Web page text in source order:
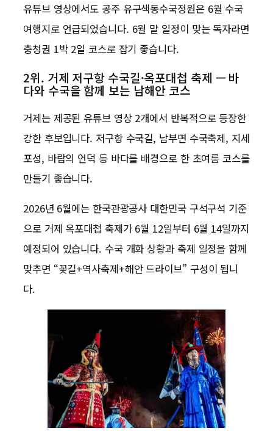
유튜브 영상에서도 공주 유구색동수국정원은 6월 수국
여행지로 언급되었습니다. 6월 말 일정이 맞는 독자라면
충청권 1박 2일 코스로 잡기 좋습니다.
2위. 거제 저구항 수국길·옥포대첩 축제 — 바
다와 수국을 함께 보는 남해안 코스
거제는 제공된 유튜브 영상 2개에서 반복적으로 등장한
강한 후보입니다. 저구항 수국길, 남부면 수국축제, 지세
포성, 바람의 언덕 등 바다를 배경으로 한 초여름 코스를
만들기 좋습니다.
2026년 6월에는 한국관광공사 대한민국 구석구석 기준
으로 거제 옥포대첩 축제가 6월 12일부터 6월 14일까지
예정되어 있습니다. 수국 개화 상황과 축제 일정을 함께
맞추면 “꽃길+역사축제+해안 드라이브” 구성이 됩니
다.